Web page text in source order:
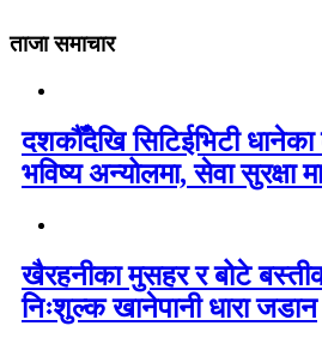
ताजा समाचार
दशकौँदेखि सिटिईभिटी धानेका
भविष्य अन्योलमा, सेवा सुरक्षा
खैरहनीका मुसहर र बोटे
निःशुल्क खानेपानी धारा जडान